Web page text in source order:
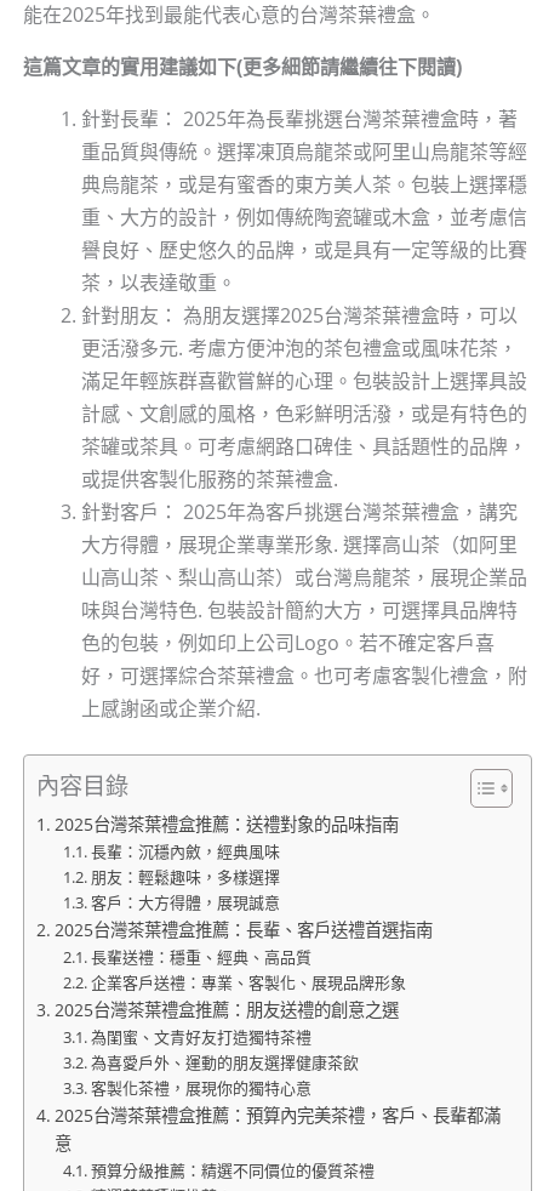
能在2025年找到最能代表心意的台灣茶葉禮盒。
這篇文章的實用建議如下(更多細節請繼續往下閱讀)
針對長輩： 2025年為長輩挑選台灣茶葉禮盒時，著
重品質與傳統。選擇凍頂烏龍茶或阿里山烏龍茶等經
典烏龍茶，或是有蜜香的東方美人茶。包裝上選擇穩
重、大方的設計，例如傳統陶瓷罐或木盒，並考慮信
譽良好、歷史悠久的品牌，或是具有一定等級的比賽
茶，以表達敬重。
針對朋友： 為朋友選擇2025台灣茶葉禮盒時，可以
更活潑多元. 考慮方便沖泡的茶包禮盒或風味花茶，
滿足年輕族群喜歡嘗鮮的心理。包裝設計上選擇具設
計感、文創感的風格，色彩鮮明活潑，或是有特色的
茶罐或茶具。可考慮網路口碑佳、具話題性的品牌，
或提供客製化服務的茶葉禮盒.
針對客戶： 2025年為客戶挑選台灣茶葉禮盒，講究
大方得體，展現企業專業形象. 選擇高山茶（如阿里
山高山茶、梨山高山茶）或台灣烏龍茶，展現企業品
味與台灣特色. 包裝設計簡約大方，可選擇具品牌特
色的包裝，例如印上公司Logo。若不確定客戶喜
好，可選擇綜合茶葉禮盒。也可考慮客製化禮盒，附
上感謝函或企業介紹.
內容目錄
2025台灣茶葉禮盒推薦：送禮對象的品味指南
長輩：沉穩內斂，經典風味
朋友：輕鬆趣味，多樣選擇
客戶：大方得體，展現誠意
2025台灣茶葉禮盒推薦：長輩、客戶送禮首選指南
長輩送禮：穩重、經典、高品質
企業客戶送禮：專業、客製化、展現品牌形象
2025台灣茶葉禮盒推薦：朋友送禮的創意之選
為閨蜜、文青好友打造獨特茶禮
為喜愛戶外、運動的朋友選擇健康茶飲
客製化茶禮，展現你的獨特心意
2025台灣茶葉禮盒推薦：預算內完美茶禮，客戶、長輩都滿
意
預算分級推薦：精選不同價位的優質茶禮